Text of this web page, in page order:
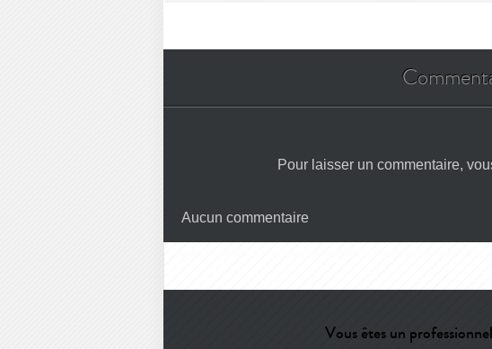
Pour laisser un commentaire,
Aucun commentaire
Vous êtes un